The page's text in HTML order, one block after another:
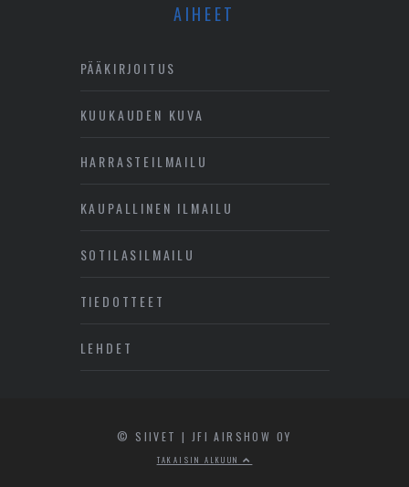
AIHEET
PÄÄKIRJOITUS
KUUKAUDEN KUVA
HARRASTEILMAILU
KAUPALLINEN ILMAILU
SOTILASILMAILU
TIEDOTTEET
LEHDET
© SIIVET | JFI AIRSHOW OY
TAKAISIN ALKUUN